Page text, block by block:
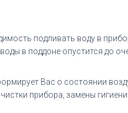
подливать воду в
в поддоне опустится до
Вас о состоянии
прибора, замены